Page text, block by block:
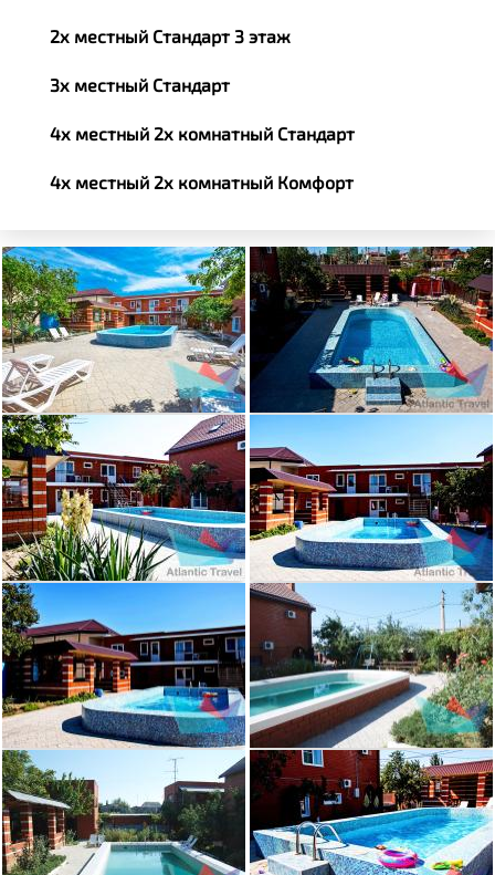
2х местный Стандарт 3 этаж
3х местный Стандарт
4х местный 2х комнатный Стандарт
4х местный 2х комнатный Комфорт